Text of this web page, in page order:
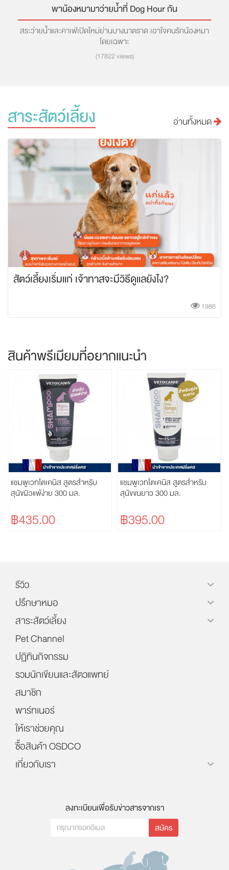
พาน้องหมามาว่ายน้ำที่ Dog Hour กัน
สระว่ายน้ำและคาเฟ่เปิดใหม่ย่านบางนาตราด เอาใจคนรักน้องหมา
โดยเฉพาะ
(17822 views)
สาระสัตว์เลี้ยง อ่านทั้งหมด
เจ้าทาสจะมีวิธีดูแลยังไง?
สินค้าพรีเมียมที่อยากแนะนำ
แชมพูเวทโตเคนิส สูตรสำหรับ
สุนัขผิวแพ้ง่าย 300 มล.
฿435.00
แชมพูเวทโตเคนิส สูตรสำหรับ
สุนัขขนยาว 300 มล.
฿395.00
รีวิว
ปรึกษาหมอ
สาระสัตว์เลี้ยง
Pet Channel
ปฏิทินกิจกรรม
รวมนักเขียนและสัตวแพทย์
สมาชิก
พาร์ทเนอร์
ให้เราช่วยคุณ
ซื้อสินค้า OSDCO
เกี่ยวกับเรา
ลงทะเบียนเพื่อรับข่าวสารจากเรา
สมัคร